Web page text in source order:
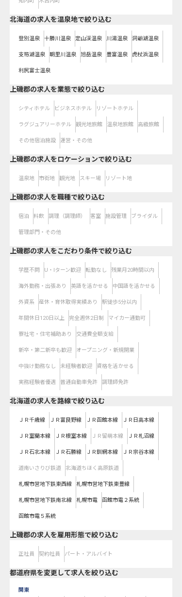
北海道の求人を温泉地で絞り込む
登別温泉 十勝川温泉 定山渓温泉 川湯温泉 洞爺湖温泉
支笏湖温泉 朝里川温泉 旭岳温泉 豊富温泉 虎杖浜温泉
利尻富士温泉
上磯郡の求人を業態で絞り込む
シティホテル ビジネスホテル リゾートホテル
ラグジュアリーホテル 観光地旅館 温泉地旅館 高級旅館
その他宿泊施設 運営・その他
上磯郡の求人をロケーションで絞り込む
温泉地 市街地 観光地 スキー場 リゾート地
上磯郡の求人を職種で絞り込む
宿泊 料飲 調理（調理師） 客室 施設管理 ブライダル
管理部門・その他
上磯郡の求人をこだわり条件で絞り込む
学歴不問 U・Iターン歓迎 転勤なし 残業月20時間以内
海外勤務・出張あり 英語を活かせる 中国語を活かせる
外資系 産休・育休取得実績あり 駅徒歩5分以内
年間休日120日以上 完全週休2日制 マイカー通勤可
寮社宅・住宅補助あり 交通費全額支給
新卒・第二新卒も歓迎 オープニング・新規開業
中抜け勤務なし 未経験者歓迎 資格を活かせる
実務経験者優遇 普通自動車免許 調理師免許
北海道の求人を路線で絞り込む
ＪＲ千歳線 ＪＲ富良野線 ＪＲ函館本線 ＪＲ日高本線
ＪＲ室蘭本線 ＪＲ根室本線 ＪＲ留萌本線 ＪＲ札沼線
ＪＲ石北本線 ＪＲ石勝線 ＪＲ釧網本線 ＪＲ宗谷本線
道南いさりび鉄道 北海道ちほく高原鉄道
札幌市営地下鉄東西線 札幌市営地下鉄東豊線
札幌市営地下鉄南北線 札幌市電 函館市電２系統
函館市電５系統
上磯郡の求人を雇用形態で絞り込む
正社員 契約社員 パート・アルバイト
都道府県を変更して求人を絞り込む
関東